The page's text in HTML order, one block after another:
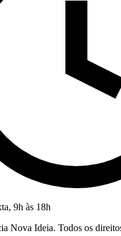
9h às 18h
Nova Ideia. Todos os